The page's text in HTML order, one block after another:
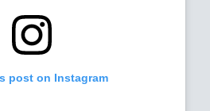
post on Instagram